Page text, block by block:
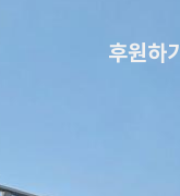
후원하기